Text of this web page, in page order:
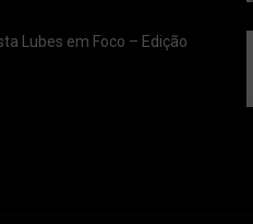
Lubes em Foco – Edição